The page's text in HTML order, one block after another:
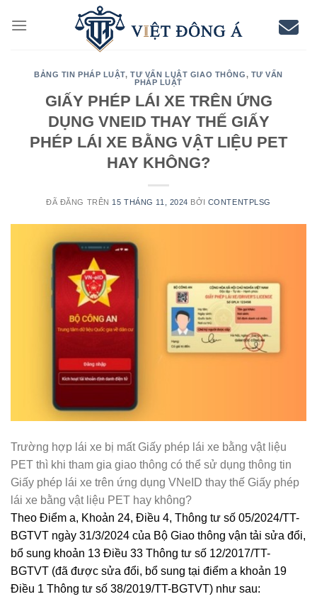
đến
BẢNG TIN PHÁP LUẬT,TƯ VẤN LUẬT GIAO THÔNG, TƯ VẤN
PHÁP LUẬT
GIẤY PHÉP LÁI XE TRÊN ỨNG
DỤNG VNEID THAY THẾ GIẤY
PHÉP LÁI XE BẰNG VẬT LIỆU PET
HAY KHÔNG?
ĐÃ ĐĂNG TRÊN 15 THÁNG 11, 2024 BỞI CONTENTPLSG
Trường hợp lái xe bị mất Giấy phép lái xe bằng vật liệu
PET thì khi tham gia giao thông có thể sử dụng thông tin
Giấy phép lái xe trên ứng dụng VNeID thay thế Giấy phép
lái xe bằng vật liệu PET hay không?
Theo Điểm a, Khoản 24, Điều 4, Thông tư số 05/2024/TT-
BGTVT ngày 31/3/2024 của Bộ Giao thông vận tải sửa đổi,
bổ sung khoản 13 Điều 33 Thông tư số 12/2017/TT-
BGTVT (đã được sửa đổi, bổ sung tại điểm a khoản 19
Điều 1 Thông tư số 38/2019/TT-BGTVT) như sau: